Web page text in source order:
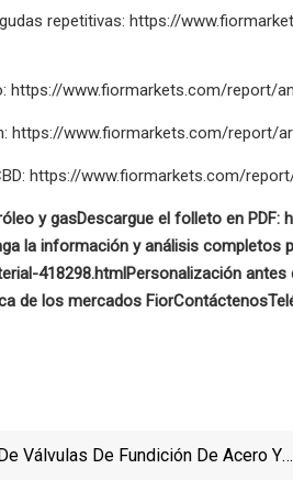
repetitivas: https://
https://www.fiormarkets.com/report/
https://www.fiormarkets.com/report/
https://www.fiormarkets.com/
y gasDescargue el folleto en
la información y análisis
418298.htmlPersonalización
de los mercados FiorContáctenos
Válvulas De Fundición De Acero Y